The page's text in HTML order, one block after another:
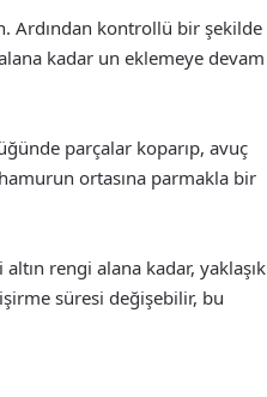
Ardından kontrollü bir şekilde
kadar un eklemeye devam
parçalar koparıp, avuç
ortasına parmakla bir
rengi alana kadar, yaklaşık
süresi değişebilir, bu